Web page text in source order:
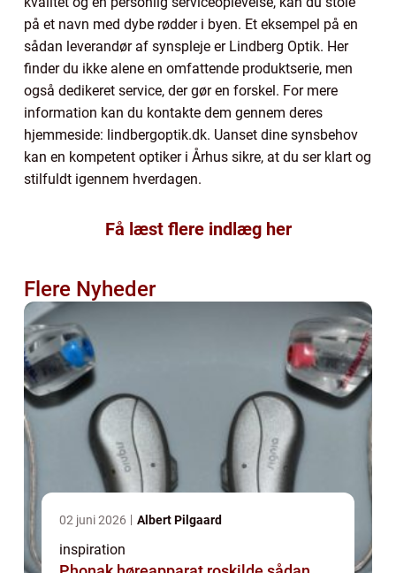
på et navn med dybe rødder i byen. Et eksempel på en
sådan leverandør af synspleje er Lindberg Optik. Her
finder du ikke alene en omfattende produktserie, men
også dedikeret service, der gør en forskel. For mere
information kan du kontakte dem gennem deres
hjemmeside: lindbergoptik.dk. Uanset dine synsbehov
kan en kompetent optiker i Århus sikre, at du ser klart og
stilfuldt igennem hverdagen.
Få læst flere indlæg her
Flere Nyheder
02 juni 2026 Albert Pilgaard
inspiration